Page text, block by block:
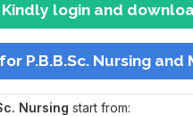
login and
P.B.B.Sc. Nursing
Nursing start from: